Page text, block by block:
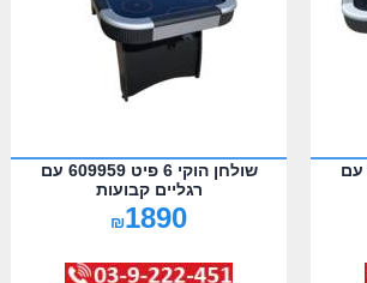
שולחן הוקי 6 פיט 609958 עם
שולחן הוקי 6 פיט 609959 עם
רגליים קבועות
₪1890